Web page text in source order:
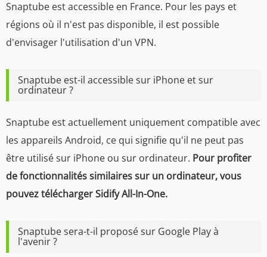
Snaptube est accessible en France. Pour les pays et
régions où il n'est pas disponible, il est possible
d'envisager l'utilisation d'un VPN.
Snaptube est-il accessible sur iPhone et sur
ordinateur ?
Snaptube est actuellement uniquement compatible avec
les appareils Android, ce qui signifie qu'il ne peut pas
être utilisé sur iPhone ou sur ordinateur. Pour profiter
de fonctionnalités similaires sur un ordinateur, vous
pouvez télécharger Sidify All-In-One.
Snaptube sera-t-il proposé sur Google Play à
l'avenir ?